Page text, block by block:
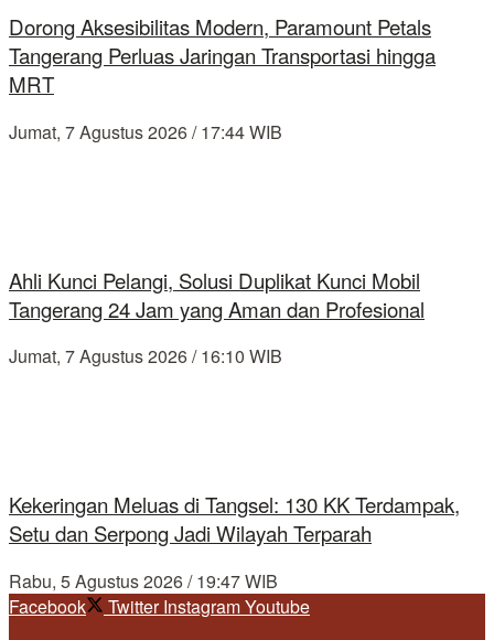
Dorong Aksesibilitas Modern, Paramount Petals
Tangerang Perluas Jaringan Transportasi hingga
MRT
Jumat, 7 Agustus 2026 / 17:44 WIB
Ahli Kunci Pelangi, Solusi Duplikat Kunci Mobil
Tangerang 24 Jam yang Aman dan Profesional
Jumat, 7 Agustus 2026 / 16:10 WIB
Kekeringan Meluas di Tangsel: 130 KK Terdampak,
Setu dan Serpong Jadi Wilayah Terparah
Rabu, 5 Agustus 2026 / 19:47 WIB
Facebook
Twitter InstagramYoutube